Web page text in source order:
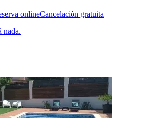
onlineCancelación gratuita
nada.